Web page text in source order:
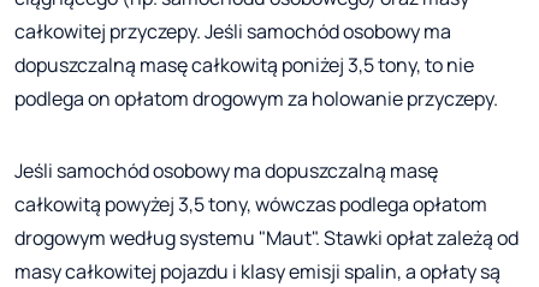
całkowitej przyczepy. Jeśli samochód osobowy ma
dopuszczalną masę całkowitą poniżej 3,5 tony, to nie
podlega on opłatom drogowym za holowanie przyczepy.
Jeśli samochód osobowy ma dopuszczalną masę
całkowitą powyżej 3,5 tony, wówczas podlega opłatom
drogowym według systemu "Maut". Stawki opłat zależą od
masy całkowitej pojazdu i klasy emisji spalin, a opłaty są